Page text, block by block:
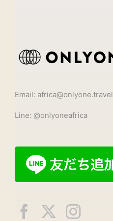
Email: africa@onlyone.travel
Line: @onlyoneafrica